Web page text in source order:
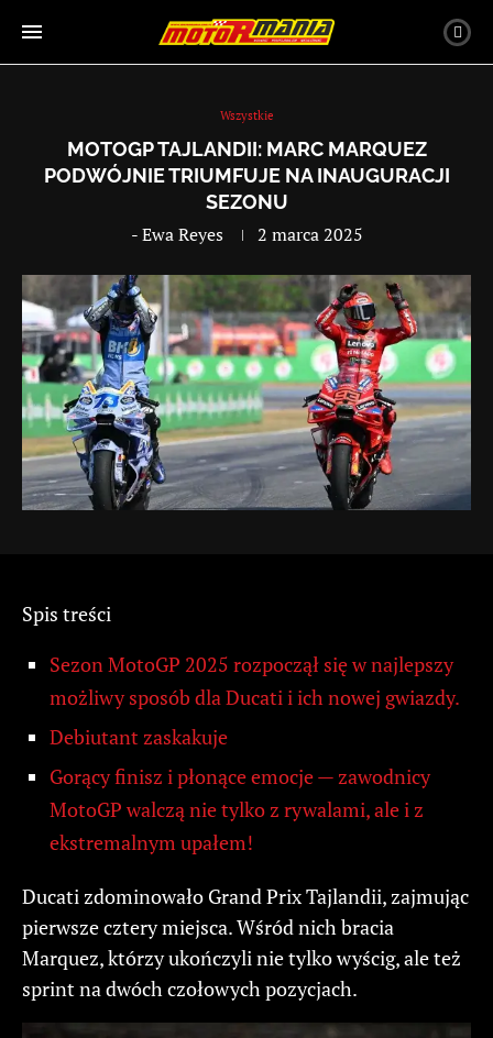
Wszystkie
MOTOGP TAJLANDII: MARC MARQUEZ
PODWÓJNIE TRIUMFUJE NA INAUGURACJI
SEZONU
-Ewa Reyes 2 marca 2025
Spis treści
Sezon MotoGP 2025 rozpoczął się w najlepszy
możliwy sposób dla Ducati i ich nowej gwiazdy.
Debiutant zaskakuje
Gorący finisz i płonące emocje — zawodnicy
MotoGP walczą nie tylko z rywalami, ale i z
ekstremalnym upałem!
Ducati zdominowało Grand Prix Tajlandii, zajmując
pierwsze cztery miejsca. Wśród nich bracia
Marquez, którzy ukończyli nie tylko wyścig, ale też
sprint na dwóch czołowych pozycjach.